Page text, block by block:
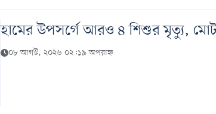
হামের উপসর্গে আরও ৪ শিশুর মৃত্যু, মোট
০৮ আগস্ট, ২০২৬ ০২:১৯ অপরাহ্ন